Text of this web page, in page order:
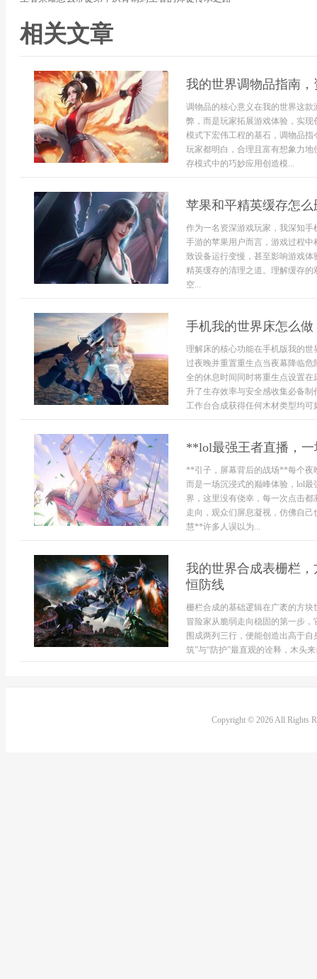
相关文章
我的世界调物品指南
调物品的核心意义在我的世界这
弊，而是玩家拓展游戏体验，实
模式下宏伟工程的基石，调物品
玩家都明白，合理且富有想象力
存模式中的巧妙应用创造模...
苹果和平精英缓存怎
作为一名资深游戏玩家，我深知
手游的苹果用户而言，游戏过程
致设备运行变慢，甚至影响游戏
精英缓存的清理之道。理解缓存
空...
手机我的世界床怎么
理解床的核心功能在手机版我的
过夜晚并重置重生点当夜幕降临
全的休息时间同时将重生点设置
升了生存效率与安全感收集必备
工作台合成获得任何木材类型均可
**lol最强王者直播，
**引子，屏幕背后的战场**每个夜
而是一场沉浸式的巅峰体验，lol
界，这里没有侥幸，每一次点击
走向，观众们屏息凝视，仿佛自
慧**许多人误以为...
我的世界合成表栅栏
恒防线
栅栏合成的基础逻辑在广袤的方
冒险家从脆弱走向稳固的第一步
围成两列三行，便能创造出高于
筑”与“防护”最直观的诠释，木头
Copyright © 2026 All Rights